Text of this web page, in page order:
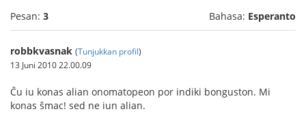
Pesan: 3 Bahasa: Esperanto
robbkvasnak (Tunjukkan profil)
13 Juni 2010 22.00.09
Ĉu iu konas alian onomatopeon por indiki bonguston. Mi
konas ŝmac! sed ne iun alian.